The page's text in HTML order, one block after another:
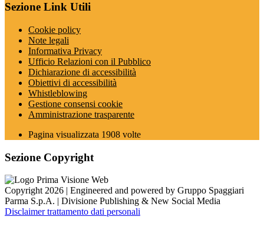
Sezione Link Utili
Cookie policy
Note legali
Informativa Privacy
Ufficio Relazioni con il Pubblico
Dichiarazione di accessibilità
Obiettivi di accessibilità
Whistleblowing
Gestione consensi cookie
Amministrazione trasparente
Pagina visualizzata 1908 volte
Sezione Copyright
Copyright 2026 | Engineered and powered by Gruppo Spaggiari
Parma S.p.A. | Divisione Publishing & New Social Media
Disclaimer trattamento dati personali